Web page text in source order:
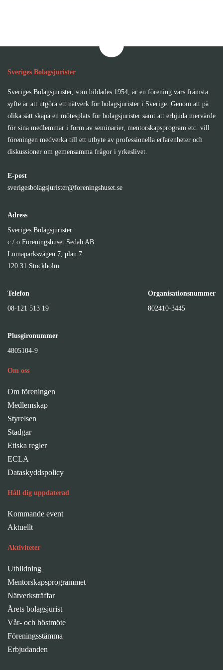
Sveriges Bolagsjurister
Sveriges Bolagsjurister, som bildades 1954, är en förening vars främsta
syfte är att utgöra ett nätverk för bolagsjurister i Sverige. Genom att på
olika sätt skapa en mötesplats för bolagsjurister samt att erbjuda mervärde
för sina medlemmar i form av seminarier, mentorskapsprogram etc. vill
föreningen medverka till ett utbyte av professionella erfarenheter och
diskussioner om gemensamma frågor i yrkeslivet.
E-post
sverigesbolagsjurister@foreningshuset.se
Adress
Sveriges Bolagsjurister
c / o Föreningshuset Sedab AB
Lumaparksvägen 7, plan 7
120 31 Stockholm
Telefon
08-121 513 19
Organisationsnummer
802410-3445
Plusgironummer
4805104-9
Om oss
Om föreningen
Medlemskap
Styrelsen
Stadgar
Etiska regler
ECLA
Dataskyddspolicy
Håll dig uppdaterad
Kommande event
Aktuellt
Aktiviteter
Utbildning
Mentorskapsprogrammet
Nätverksträffar
Årets bolagsjurist
Vår- och höstmöte
Föreningsstämma
Erbjudanden